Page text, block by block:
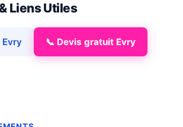
Liens Utiles
Evry 📞 Devis gratuit Evry